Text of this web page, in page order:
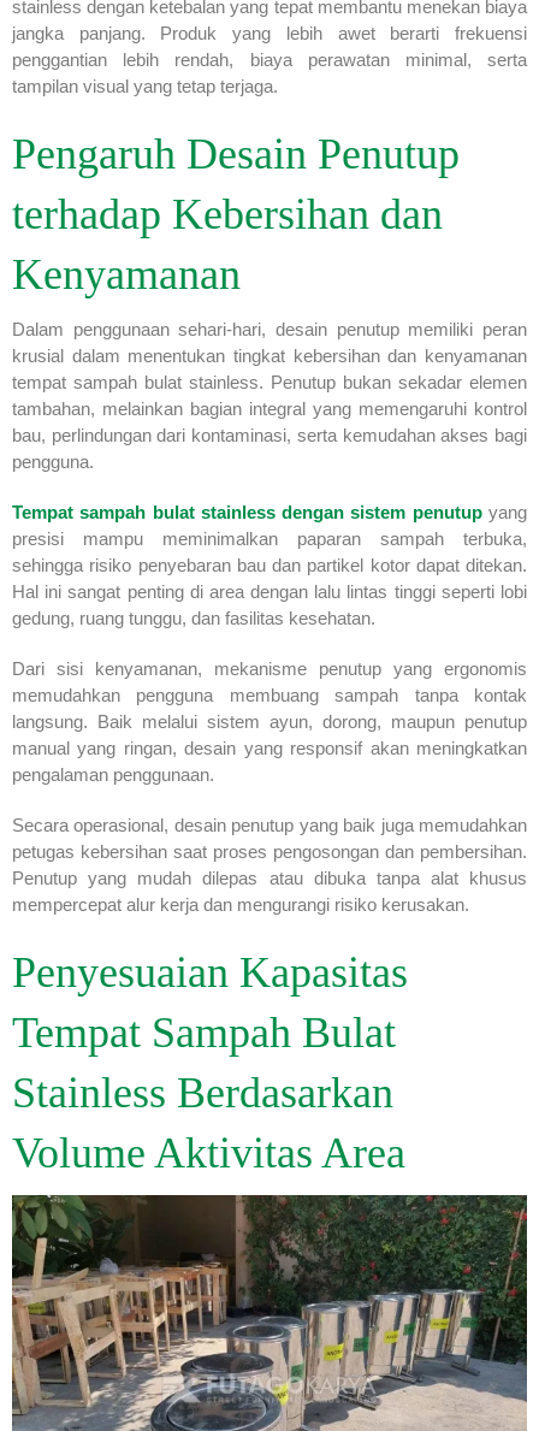
stainless dengan ketebalan yang tepat membantu menekan biaya
jangka panjang. Produk yang lebih awet berarti frekuensi
penggantian lebih rendah, biaya perawatan minimal, serta
tampilan visual yang tetap terjaga.
Pengaruh Desain Penutup
terhadap Kebersihan dan
Kenyamanan
Dalam penggunaan sehari-hari, desain penutup memiliki peran
krusial dalam menentukan tingkat kebersihan dan kenyamanan
tempat sampah bulat stainless. Penutup bukan sekadar elemen
tambahan, melainkan bagian integral yang memengaruhi kontrol
bau, perlindungan dari kontaminasi, serta kemudahan akses bagi
pengguna.
Tempat sampah bulat stainless dengan sistem penutupyang
presisi mampu meminimalkan paparan sampah terbuka,
sehingga risiko penyebaran bau dan partikel kotor dapat ditekan.
Hal ini sangat penting di area dengan lalu lintas tinggi seperti lobi
gedung, ruang tunggu, dan fasilitas kesehatan.
Dari sisi kenyamanan, mekanisme penutup yang ergonomis
memudahkan pengguna membuang sampah tanpa kontak
langsung. Baik melalui sistem ayun, dorong, maupun penutup
manual yang ringan, desain yang responsif akan meningkatkan
pengalaman penggunaan.
Secara operasional, desain penutup yang baik juga memudahkan
petugas kebersihan saat proses pengosongan dan pembersihan.
Penutup yang mudah dilepas atau dibuka tanpa alat khusus
mempercepat alur kerja dan mengurangi risiko kerusakan.
Penyesuaian Kapasitas
Tempat Sampah Bulat
Stainless Berdasarkan
Volume Aktivitas Area